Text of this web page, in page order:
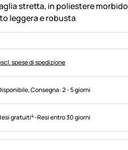
stretta, in poliestere morbido
leggera e robusta
spese di spedizione
, Consegna:2 - 5 giorni
gratuiti4-Resi entro 30 giorni